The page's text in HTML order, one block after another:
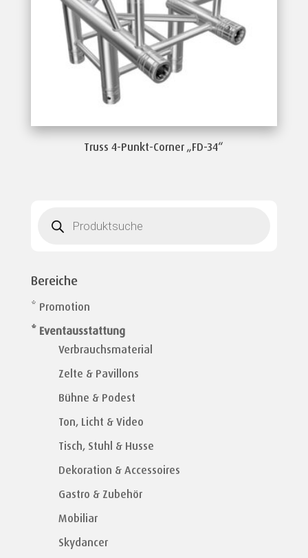
Truss 4-Punkt-Corner „FD-34“
search
Bereiche
* Promotion
* Eventausstattung
Verbrauchsmaterial
Zelte & Pavillons
Bühne & Podest
Ton, Licht & Video
Tisch, Stuhl & Husse
Dekoration & Accessoires
Gastro & Zubehör
Mobiliar
Skydancer